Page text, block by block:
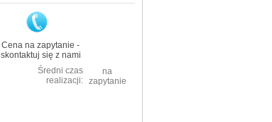
Cena na zapytanie -
skontaktuj się z nami
na
zapytanie
Średni czas
realizacji: